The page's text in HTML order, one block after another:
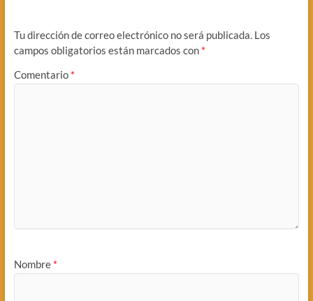
Tu dirección de correo electrónico no será publicada. Los
campos obligatorios están marcados con *
Comentario *
Nombre *